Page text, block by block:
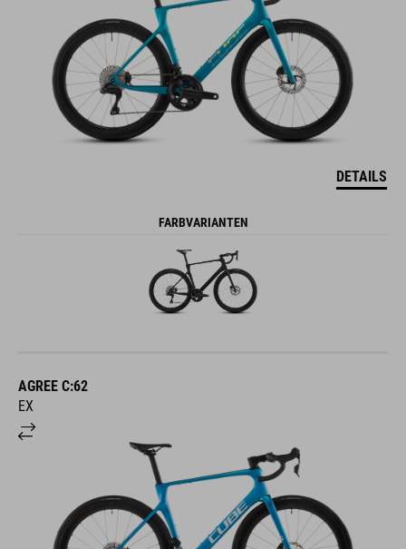
DETAILS
FARBVARIANTEN
AGREE C:62
EX